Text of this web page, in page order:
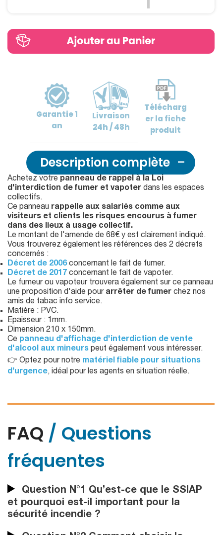
Garantie1
an
Livraison
24h / 48h
Télécharg
erla fiche
produit
Description complète
Achetez votre panneau de rappel à la Loi
d'interdiction de fumer et vapoter dans les espaces
collectifs.
Ce panneau rappelle aux salariés comme aux
visiteurs et clients les risques encourus à fumer
dans des lieux à usage collectif.
Le montant de l'amende de 68€ y est clairement indiqué.
Vous trouverez également les références des 2 décrets
concernés :
Décret de 2006concernant le fait de fumer.
Décret de 2017 concernant le fait de vapoter.
Le fumeur ou vapoteur trouvera également sur ce panneau
une proposition d'aide pour arrêter de fumer chez nos
amis de tabac info service.
Matière : PVC.
Epaisseur : 1mm.
Dimension 210 x 150mm.
Ce panneau d'affichage d'interdiction de vente
d'alcool aux mineurs peut également vous intéresser.
👉 Optez pour notre matériel fiable pour situations
d’urgence, idéal pour les agents en situation réelle.
FAQ / Questions
fréquentes
Question N°1 Qu’est-ce que le SSIAP
et pourquoi est-il important pour la
sécurité incendie ?